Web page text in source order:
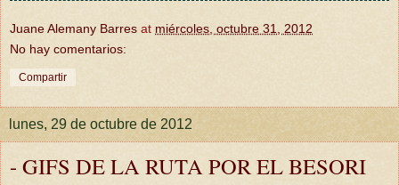
Juane Alemany Barres at miércoles, octubre 31, 2012
No hay comentarios:
Compartir
lunes, 29 de octubre de 2012
- GIFS DE LA RUTA POR EL BESORI